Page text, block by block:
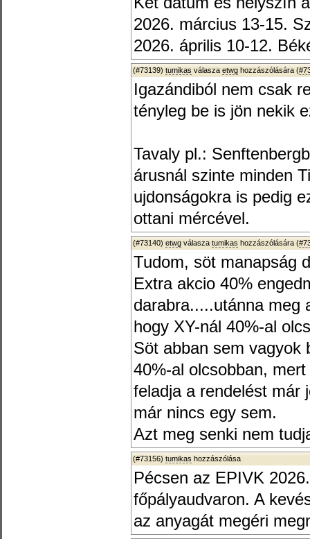
2026. március 13-15.
2026. április 10-12.
(#73139) tumikas válasza etwg hozzászólására (
Igazándiból nem csak
tényleg be is jön nekik
Tavaly pl.:
árusnál szinte minden
ujdonságokra is pedig
ottani mércével.
(#73140) etwg válasza tumikas hozzászólására (
Tudom, söt manapság
Extra akcio 40%
darabra.....utánna meg
hogy XY-nál 40%-al
Söt abban sem vagyok
40%-al olcsobban,
feladja a rendelést már
már nincs egy sem.
Azt meg senki nem
(#73156) tumikas hozzászólása
Pécsen az EPIVK
főpályaudvaron. A
az anyagát megéri